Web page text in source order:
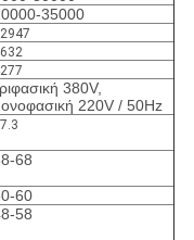
35000
380V,
220V / 50Hz
68
60
58